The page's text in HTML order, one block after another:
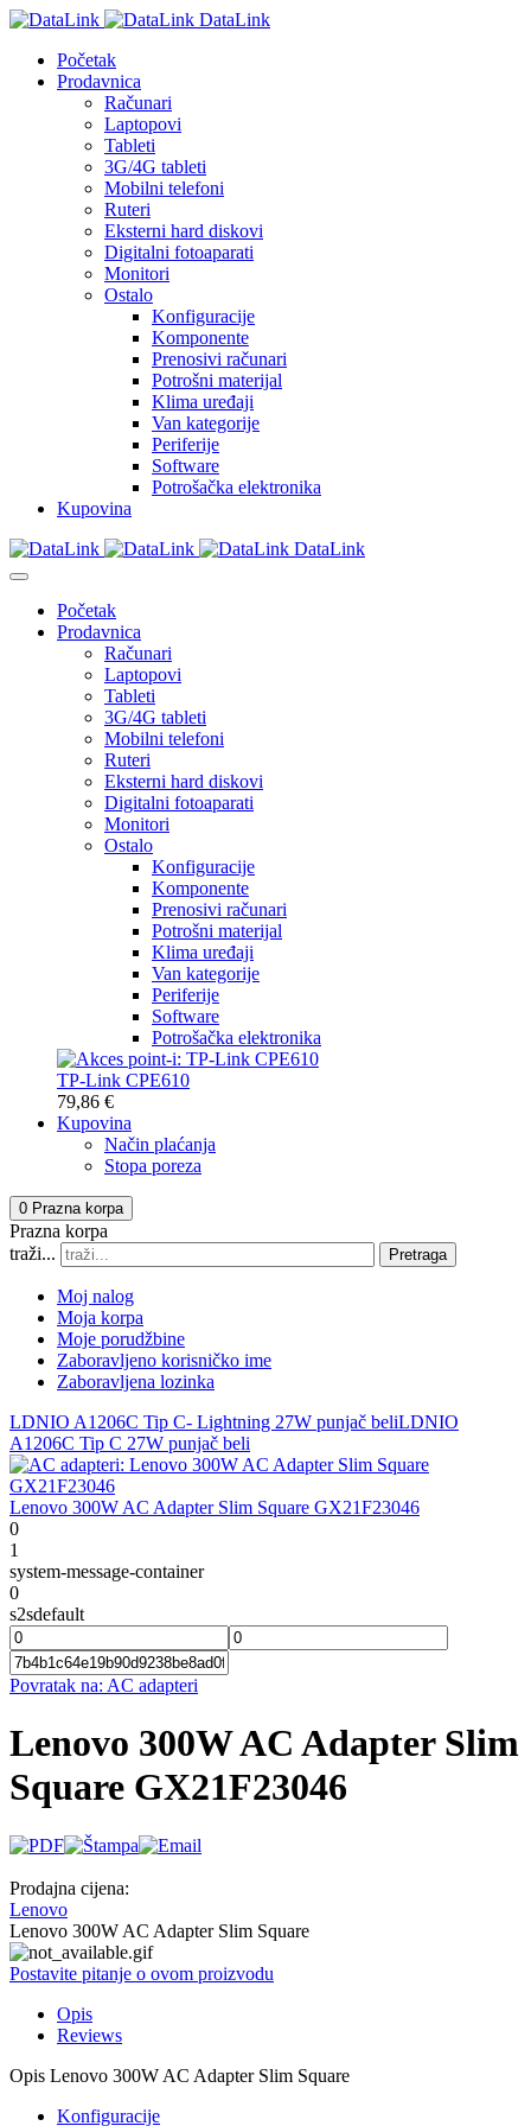
DataLink
Početak
Prodavnica
Računari
Laptopovi
Tableti
3G/4G tableti
Mobilni telefoni
Ruteri
Eksterni hard diskovi
Digitalni fotoaparati
Monitori
Ostalo
Konfiguracije
Komponente
Prenosivi računari
Potrošni materijal
Klima uređaji
Van kategorije
Periferije
Software
Potrošačka elektronika
Kupovina
DataLink
Početak
Prodavnica
Računari
Laptopovi
Tableti
3G/4G tableti
Mobilni telefoni
Ruteri
Eksterni hard diskovi
Digitalni fotoaparati
Monitori
Ostalo
Konfiguracije
Komponente
Prenosivi računari
Potrošni materijal
Klima uređaji
Van kategorije
Periferije
Software
Potrošačka elektronika
TP-Link CPE610
79,86 €
Kupovina
Način plaćanja
Stopa poreza
0 Prazna korpa
Prazna korpa
traži...
Pretraga
Moj nalog
Moja korpa
Moje porudžbine
Zaboravljeno korisničko ime
Zaboravljena lozinka
LDNIO A1206C Tip C- Lightning 27W punjač beliLDNIO
A1206C Tip C 27W punjač beli
Lenovo 300W AC Adapter Slim Square GX21F23046
0
1
system-message-container
0
s2sdefault
Povratak na: AC adapteri
Lenovo 300W AC Adapter Slim
Square GX21F23046
Prodajna cijena:
Lenovo
Lenovo 300W AC Adapter Slim Square
Postavite pitanje o ovom proizvodu
Opis
Reviews
Opis Lenovo 300W AC Adapter Slim Square
Konfiguracije